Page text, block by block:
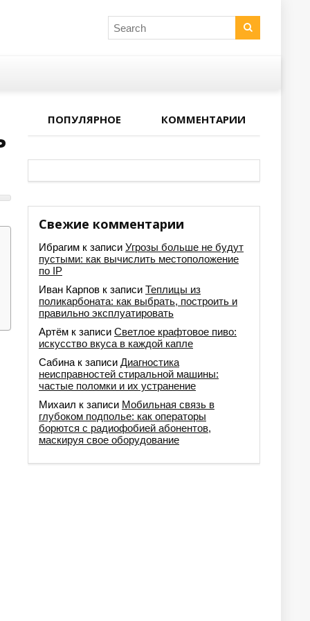
ПОПУЛЯРНОЕ КОММЕНТАРИИ
Свежие комментарии
Ибрагим к записи Угрозы больше не будут
пустыми: как вычислить местоположение
по IP
Иван Карпов к записи Теплицы из
поликарбоната: как выбрать, построить и
правильно эксплуатировать
Артём к записи Светлое крафтовое пиво:
искусство вкуса в каждой капле
Сабина к записи Диагностика
неисправностей стиральной машины:
частые поломки и их устранение
Михаил к записи Мобильная связь в
глубоком подполье: как операторы
борются с радиофобией абонентов,
маскируя свое оборудование